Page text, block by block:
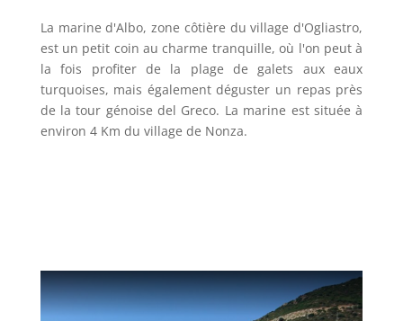
La marine d'Albo, zone côtière du village d'Ogliastro,
est un petit coin au charme tranquille, où l'on peut à
la fois profiter de la plage de galets aux eaux
turquoises, mais également déguster un repas près
de la tour génoise del Greco. La marine est située à
environ 4 Km du village de Nonza.